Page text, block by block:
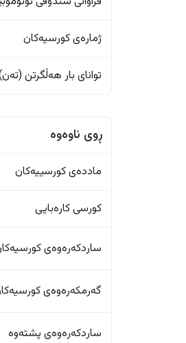
ژمارەی کورسیەکان
تواناى بار هەڵگرتن
ڕوی ناوەوە
ماددەی کورسییەکان
کورسی کارەبایی
ساردکەرەوەی
گەرمکەرەوەی
ساردکەرەوەی پشتەوە